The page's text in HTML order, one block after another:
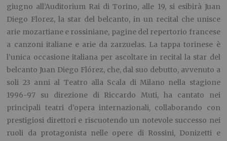
giugno all’Auditorium Rai di Torino, alle 19, si esibirà Juan
Diego Florez, la star del belcanto, in un recital che unisce
arie mozartiane e rossiniane, pagine del repertorio francese
a canzoni italiane e arie da zarzuelas. La tappa torinese è
l’unica occasione italiana per ascoltare in recital la star del
belcanto Juan Diego Flórez, che, dal suo debutto, avvenuto a
soli 23 anni al Teatro alla Scala di Milano nella stagione
1996-97 su direzione di Riccardo Muti, ha cantato nei
principali teatri d’opera internazionali, collaborando con
prestigiosi direttori e riscuotendo un notevole successo nei
ruoli da protagonista nelle opere di Rossini, Donizetti e